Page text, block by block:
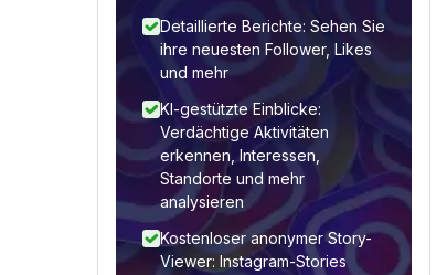
Detaillierte Berichte: Sehen Sie
ihre neuesten Follower, Likes
und mehr
KI-gestützte Einblicke:
Verdächtige Aktivitäten
erkennen, Interessen,
Standorte und mehr
analysieren
Kostenloser anonymer Story-
Viewer: Instagram-Stories